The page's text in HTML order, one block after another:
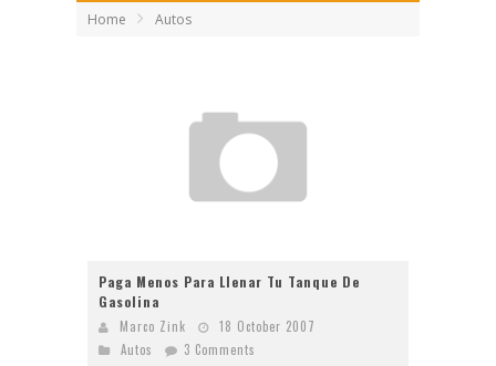
Home Autos
Paga Menos Para Llenar Tu Tanque De
Gasolina
Marco Zink
18 October 2007
Autos
3 Comments